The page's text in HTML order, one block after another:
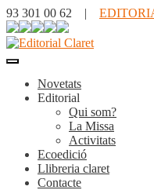
93 301 00 62 |
Novetats
Editorial
Qui som?
La Missa
Activitats
Ecoedició
Llibreria claret
Contacte